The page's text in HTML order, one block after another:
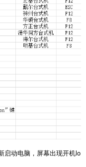
启动电脑，屏幕出现开机lo